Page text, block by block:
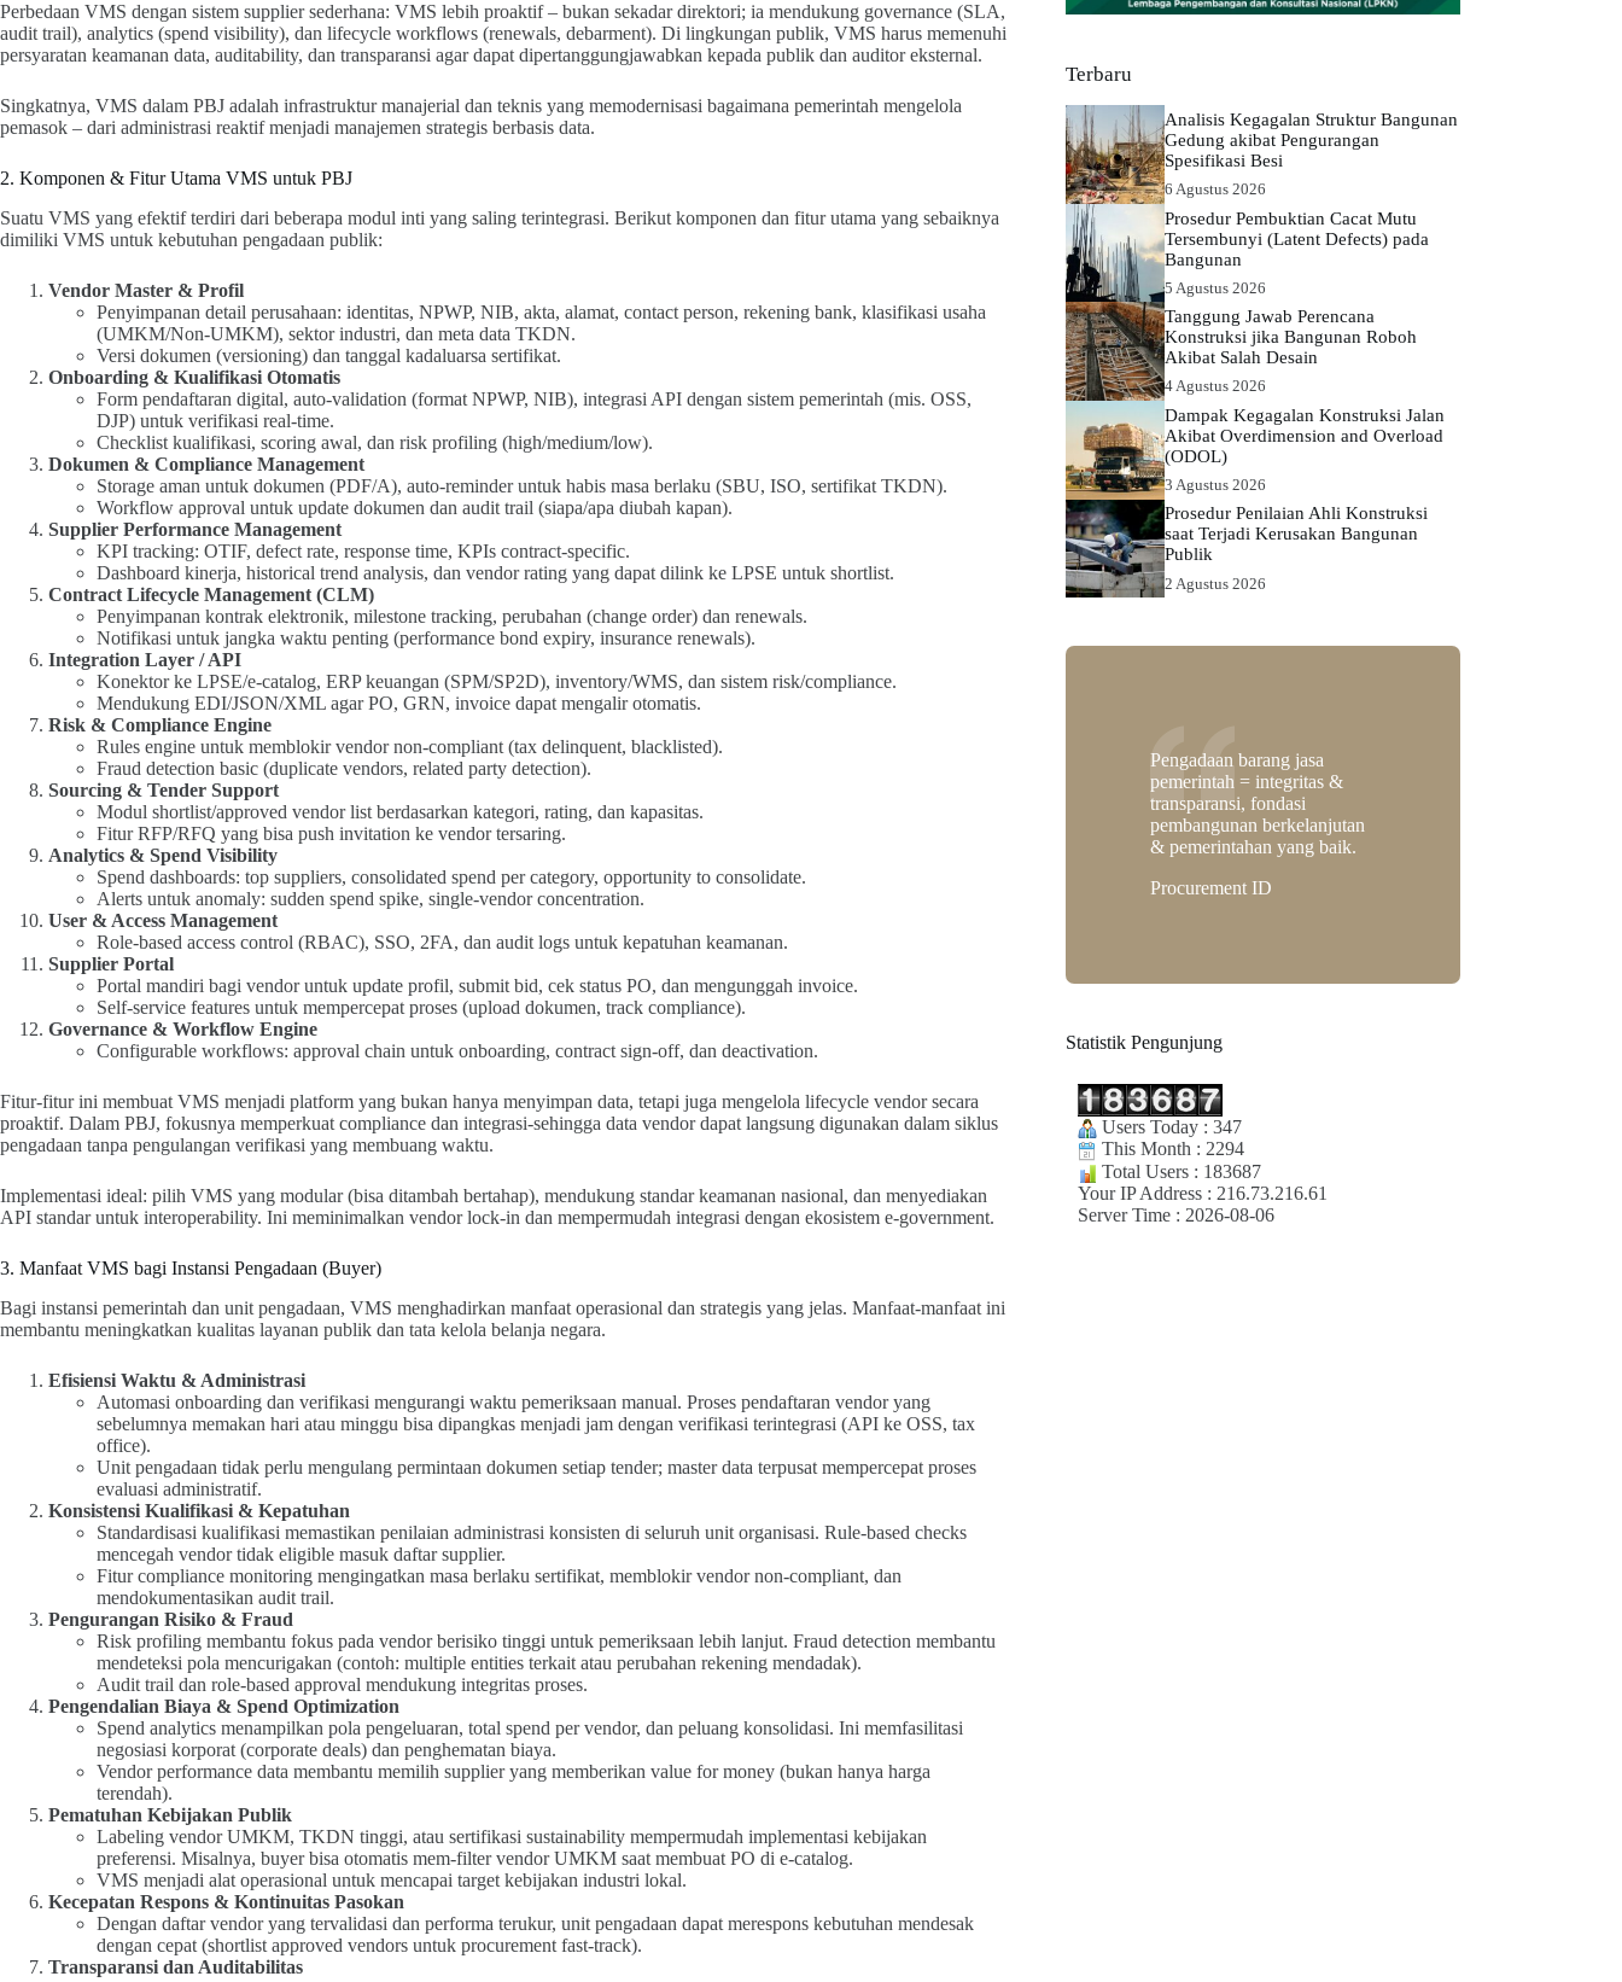
Perbedaan VMS dengan sistem supplier sederhana: VMS lebih proaktif – bukan sekadar direktori; ia mendukung governance (SLA,
audit trail), analytics (spend visibility), dan lifecycle workflows (renewals, debarment). Di lingkungan publik, VMS harus memenuhi
persyaratan keamanan data, auditability, dan transparansi agar dapat dipertanggungjawabkan kepada publik dan auditor eksternal.
Singkatnya, VMS dalam PBJ adalah infrastruktur manajerial dan teknis yang memodernisasi bagaimana pemerintah mengelola
pemasok – dari administrasi reaktif menjadi manajemen strategis berbasis data.
2. Komponen & Fitur Utama VMS untuk PBJ
Suatu VMS yang efektif terdiri dari beberapa modul inti yang saling terintegrasi. Berikut komponen dan fitur utama yang sebaiknya
dimiliki VMS untuk kebutuhan pengadaan publik:
Vendor Master & Profil
Penyimpanan detail perusahaan: identitas, NPWP, NIB, akta, alamat, contact person, rekening bank, klasifikasi usaha
(UMKM/Non-UMKM), sektor industri, dan meta data TKDN.
Versi dokumen (versioning) dan tanggal kadaluarsa sertifikat.
Onboarding & Kualifikasi Otomatis
Form pendaftaran digital, auto-validation (format NPWP, NIB), integrasi API dengan sistem pemerintah (mis. OSS,
DJP) untuk verifikasi real-time.
Checklist kualifikasi, scoring awal, dan risk profiling (high/medium/low).
Dokumen & Compliance Management
Storage aman untuk dokumen (PDF/A), auto-reminder untuk habis masa berlaku (SBU, ISO, sertifikat TKDN).
Workflow approval untuk update dokumen dan audit trail (siapa/apa diubah kapan).
Supplier Performance Management
KPI tracking: OTIF, defect rate, response time, KPIs contract-specific.
Dashboard kinerja, historical trend analysis, dan vendor rating yang dapat dilink ke LPSE untuk shortlist.
Contract Lifecycle Management (CLM)
Penyimpanan kontrak elektronik, milestone tracking, perubahan (change order) dan renewals.
Notifikasi untuk jangka waktu penting (performance bond expiry, insurance renewals).
Integration Layer / API
Konektor ke LPSE/e-catalog, ERP keuangan (SPM/SP2D), inventory/WMS, dan sistem risk/compliance.
Mendukung EDI/JSON/XML agar PO, GRN, invoice dapat mengalir otomatis.
Risk & Compliance Engine
Rules engine untuk memblokir vendor non-compliant (tax delinquent, blacklisted).
Fraud detection basic (duplicate vendors, related party detection).
Sourcing & Tender Support
Modul shortlist/approved vendor list berdasarkan kategori, rating, dan kapasitas.
Fitur RFP/RFQ yang bisa push invitation ke vendor tersaring.
Analytics & Spend Visibility
Spend dashboards: top suppliers, consolidated spend per category, opportunity to consolidate.
Alerts untuk anomaly: sudden spend spike, single-vendor concentration.
User & Access Management
Role-based access control (RBAC), SSO, 2FA, dan audit logs untuk kepatuhan keamanan.
Supplier Portal
Portal mandiri bagi vendor untuk update profil, submit bid, cek status PO, dan mengunggah invoice.
Self-service features untuk mempercepat proses (upload dokumen, track compliance).
Governance & Workflow Engine
Configurable workflows: approval chain untuk onboarding, contract sign-off, dan deactivation.
Fitur-fitur ini membuat VMS menjadi platform yang bukan hanya menyimpan data, tetapi juga mengelola lifecycle vendor secara
proaktif. Dalam PBJ, fokusnya memperkuat compliance dan integrasi-sehingga data vendor dapat langsung digunakan dalam siklus
pengadaan tanpa pengulangan verifikasi yang membuang waktu.
Implementasi ideal: pilih VMS yang modular (bisa ditambah bertahap), mendukung standar keamanan nasional, dan menyediakan
API standar untuk interoperability. Ini meminimalkan vendor lock-in dan mempermudah integrasi dengan ekosistem e-government.
3. Manfaat VMS bagi Instansi Pengadaan (Buyer)
Bagi instansi pemerintah dan unit pengadaan, VMS menghadirkan manfaat operasional dan strategis yang jelas. Manfaat-manfaat ini
membantu meningkatkan kualitas layanan publik dan tata kelola belanja negara.
Efisiensi Waktu & Administrasi
Automasi onboarding dan verifikasi mengurangi waktu pemeriksaan manual. Proses pendaftaran vendor yang
sebelumnya memakan hari atau minggu bisa dipangkas menjadi jam dengan verifikasi terintegrasi (API ke OSS, tax
office).
Unit pengadaan tidak perlu mengulang permintaan dokumen setiap tender; master data terpusat mempercepat proses
evaluasi administratif.
Konsistensi Kualifikasi & Kepatuhan
Standardisasi kualifikasi memastikan penilaian administrasi konsisten di seluruh unit organisasi. Rule-based checks
mencegah vendor tidak eligible masuk daftar supplier.
Fitur compliance monitoring mengingatkan masa berlaku sertifikat, memblokir vendor non-compliant, dan
mendokumentasikan audit trail.
Pengurangan Risiko & Fraud
Risk profiling membantu fokus pada vendor berisiko tinggi untuk pemeriksaan lebih lanjut. Fraud detection membantu
mendeteksi pola mencurigakan (contoh: multiple entities terkait atau perubahan rekening mendadak).
Audit trail dan role-based approval mendukung integritas proses.
Pengendalian Biaya & Spend Optimization
Spend analytics menampilkan pola pengeluaran, total spend per vendor, dan peluang konsolidasi. Ini memfasilitasi
negosiasi korporat (corporate deals) dan penghematan biaya.
Vendor performance data membantu memilih supplier yang memberikan value for money (bukan hanya harga
terendah).
Pematuhan Kebijakan Publik
Labeling vendor UMKM, TKDN tinggi, atau sertifikasi sustainability mempermudah implementasi kebijakan
preferensi. Misalnya, buyer bisa otomatis mem-filter vendor UMKM saat membuat PO di e-catalog.
VMS menjadi alat operasional untuk mencapai target kebijakan industri lokal.
Kecepatan Respons & Kontinuitas Pasokan
Dengan daftar vendor yang tervalidasi dan performa terukur, unit pengadaan dapat merespons kebutuhan mendesak
dengan cepat (shortlist approved vendors untuk procurement fast-track).
Transparansi dan Auditabilitas
Terbaru
Analisis Kegagalan Struktur Bangunan
Gedung akibat Pengurangan
Spesifikasi Besi
6 Agustus 2026
Prosedur Pembuktian Cacat Mutu
Tersembunyi (Latent Defects) pada
Bangunan
5 Agustus 2026
Tanggung Jawab Perencana
Konstruksi jika Bangunan Roboh
Akibat Salah Desain
4 Agustus 2026
Dampak Kegagalan Konstruksi Jalan
Akibat Overdimension and Overload
(ODOL)
3 Agustus 2026
Prosedur Penilaian Ahli Konstruksi
saat Terjadi Kerusakan Bangunan
Publik
2 Agustus 2026
Pengadaan barang jasa
pemerintah = integritas &
transparansi, fondasi
pembangunan berkelanjutan
& pemerintahan yang baik.
Procurement ID
Statistik Pengunjung
Users Today : 347
This Month : 2294
Total Users : 183687
Your IP Address : 216.73.216.61
Server Time : 2026-08-06